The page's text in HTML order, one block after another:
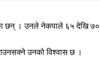
छन् । उनले नेकपाले ६५ देखि
उनको विश्वास छ ।